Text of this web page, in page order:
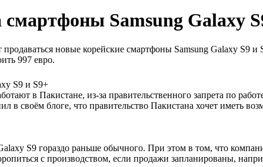
Samsung Galaxy
новые корейские смартфоны Samsung Galaxy S9
997 евро.
в Пакистане, из-за правительственного запрета по
в своём блоге, что правительство Пакистана хочет иметь
S9 гораздо раньше обычного. При этом в том, что
с производством, если продажи запланированы,